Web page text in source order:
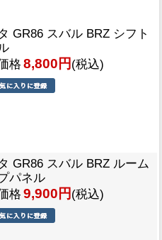
GR86 スバル BRZ シフト
格 8,800円 (税込)
GR86 スバル BRZ ルーム
パネル
格 9,900円 (税込)